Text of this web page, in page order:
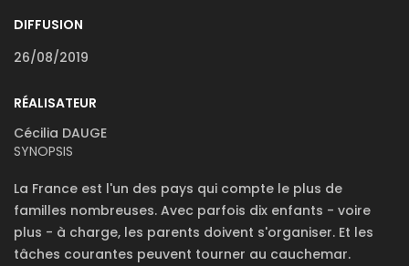
DIFFUSION
26/08/2019
RÉALISATEUR
Cécilia DAUGE
SYNOPSIS
La France est l'un des pays qui compte le plus de
familles nombreuses. Avec parfois dix enfants - voire
plus - à charge, les parents doivent s'organiser. Et les
tâches courantes peuvent tourner au cauchemar.